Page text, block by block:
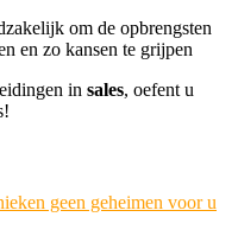
om de opbrengsten
en zo kansen te grijpen
in sales, oefent u
geen geheimen voor u